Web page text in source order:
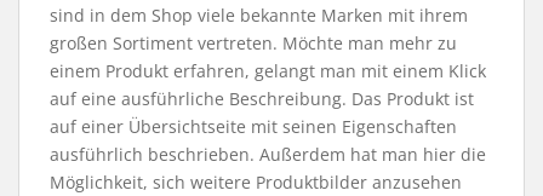
sind in dem Shop viele bekannte Marken mit ihrem
großen Sortiment vertreten. Möchte man mehr zu
einem Produkt erfahren, gelangt man mit einem Klick
auf eine ausführliche Beschreibung. Das Produkt ist
auf einer Übersichtseite mit seinen Eigenschaften
ausführlich beschrieben. Außerdem hat man hier die
Möglichkeit, sich weitere Produktbilder anzusehen